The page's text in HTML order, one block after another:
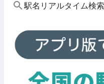
駅名リアルタイム検索